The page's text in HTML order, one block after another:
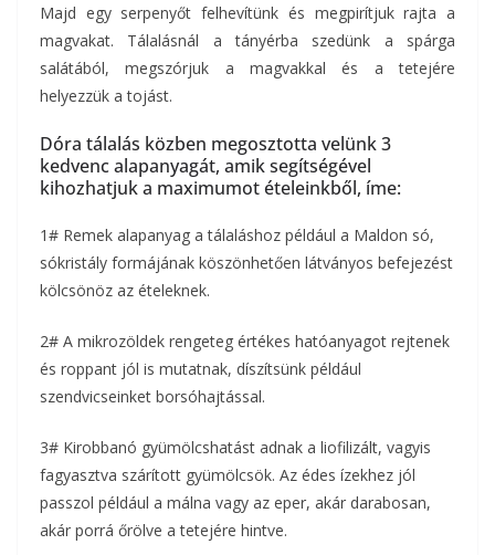
Majd egy serpenyőt felhevítünk és megpirítjuk rajta a
magvakat. Tálalásnál a tányérba szedünk a spárga
salátából, megszórjuk a magvakkal és a tetejére
helyezzük a tojást.
Dóra tálalás közben megosztotta velünk 3
kedvenc alapanyagát, amik segítségével
kihozhatjuk a maximumot ételeinkből, íme:
1# Remek alapanyag a tálaláshoz például a Maldon só,
sókristály formájának köszönhetően látványos befejezést
kölcsönöz az ételeknek.
2# A mikrozöldek rengeteg értékes hatóanyagot rejtenek
és roppant jól is mutatnak, díszítsünk például
szendvicseinket borsóhajtással.
3# Kirobbanó gyümölcshatást adnak a liofilizált, vagyis
fagyasztva szárított gyümölcsök. Az édes ízekhez jól
passzol például a málna vagy az eper, akár darabosan,
akár porrá őrölve a tetejére hintve.